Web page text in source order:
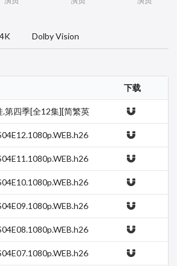
Dolby Vision
下载
.第四季[全12集][简繁英